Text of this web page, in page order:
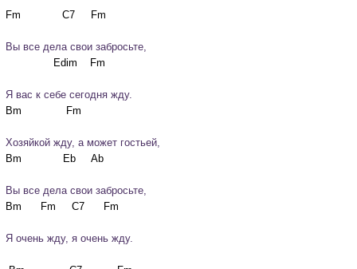
Вы все дела свои забросьте,
Я вас к себе сегодня жду.
Хозяйкой жду, а может гостьей,
Вы все дела свои забросьте,
Я очень жду, я очень жду.